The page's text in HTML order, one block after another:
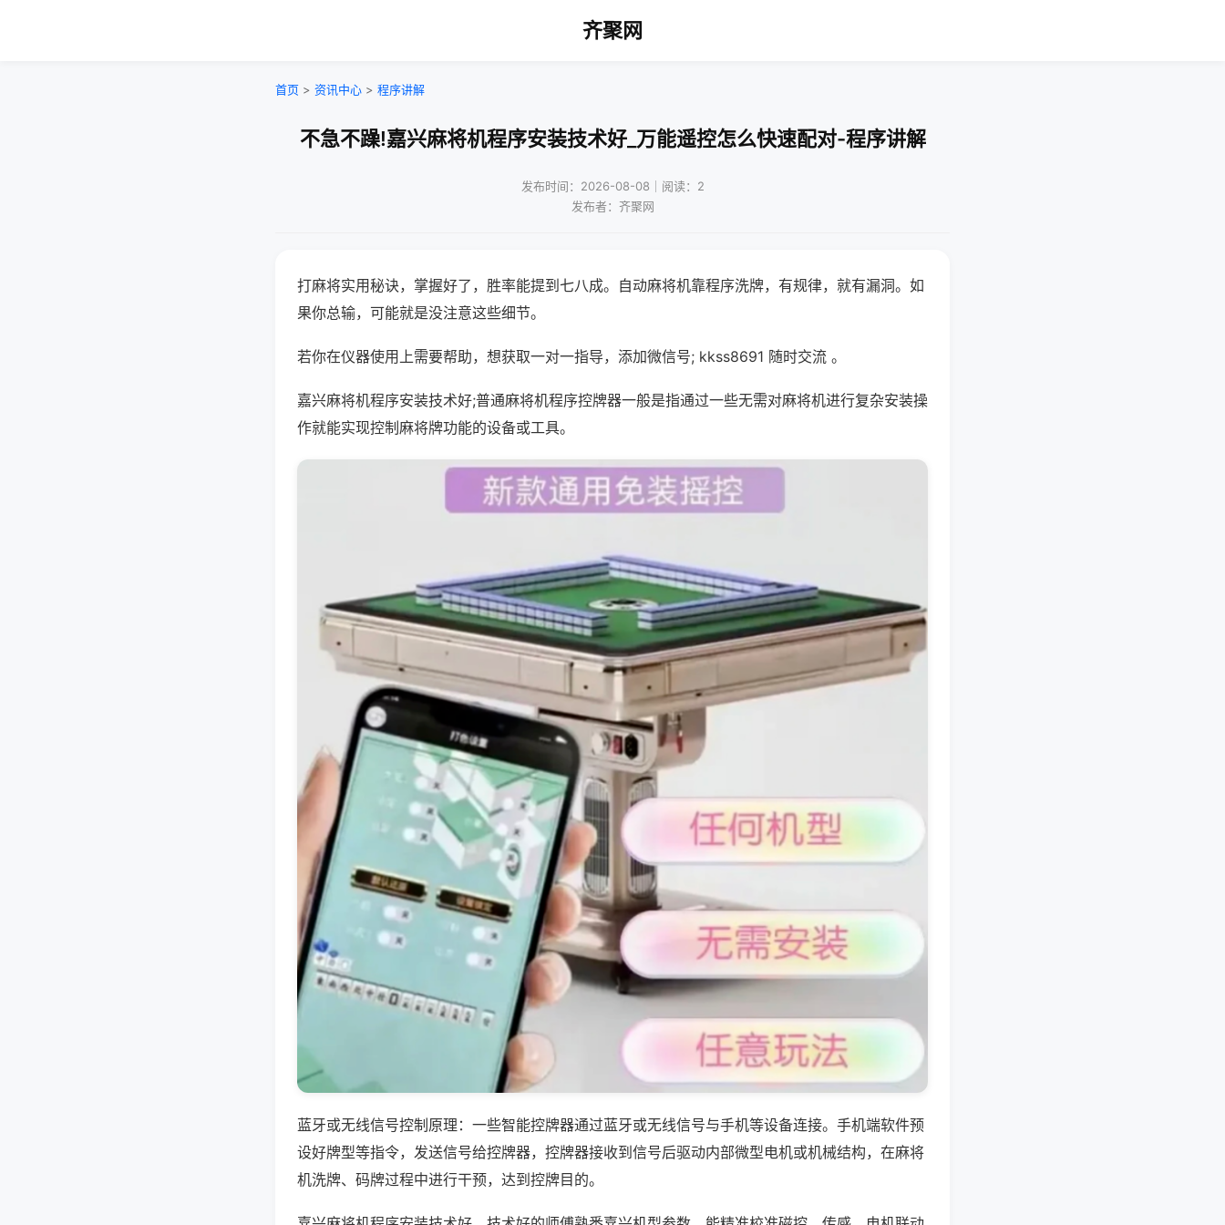
齐聚网
首页 > 资讯中心 > 程序讲解
不急不躁!嘉兴麻将机程序安装技术好_万能遥控怎么快速配对-程序讲解
发布时间：2026-08-08｜阅读：2
发布者：齐聚网
打麻将实用秘诀，掌握好了，胜率能提到七八成。自动麻将机靠程序洗牌，有规律，就有漏洞。如
果你总输，可能就是没注意这些细节。
若你在仪器使用上需要帮助，想获取一对一指导，添加微信号; kkss8691 随时交流 。
嘉兴麻将机程序安装技术好;普通麻将机程序控牌器一般是指通过一些无需对麻将机进行复杂安装操
作就能实现控制麻将牌功能的设备或工具。
蓝牙或无线信号控制原理：一些智能控牌器通过蓝牙或无线信号与手机等设备连接。手机端软件预
设好牌型等指令，发送信号给控牌器，控牌器接收到信号后驱动内部微型电机或机械结构，在麻将
机洗牌、码牌过程中进行干预，达到控牌目的。